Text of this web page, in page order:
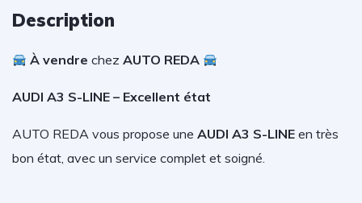
Description
À vendre chez AUTO REDA
AUDI A3 S-LINE – Excellent état
AUTO REDA vous propose une AUDI A3 S-LINE en très
bon état, avec un service complet et soigné.